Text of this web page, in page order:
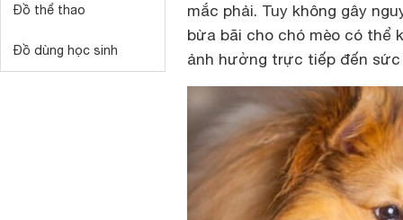
Đồ thể thao
Đồ dùng học sinh
mắc phải. Tuy không gây
bừa bãi cho chó mèo có thể
ảnh hưởng trực tiếp đến